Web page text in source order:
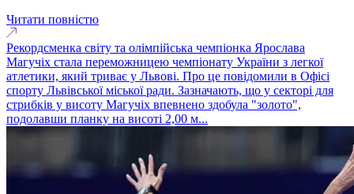
Читати повністю
Рекордсменка світу та олімпійська чемпіонка Ярослава
Магучіх стала переможницею чемпіонату України з легкої
атлетики, який триває у Львові. Про це повідомили в Офісі
спорту Львівської міської ради. Зазначають, що у секторі для
стрибків у висоту Магучіх впевнено здобула "золото",
подолавши планку на висоті 2,00 м...